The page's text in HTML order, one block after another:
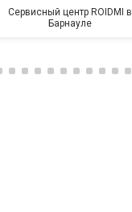
Сервисный центр ROIDMI в
Барнауле